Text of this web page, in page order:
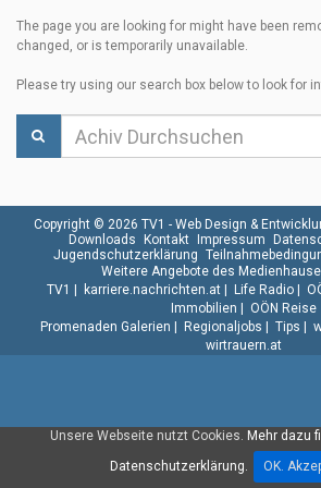
The page you are looking for might have been
changed, or is temporarily unavailable.
Please try using our search box below to look for
Unsere Webseite nutzt Cookies. Mehr dazu
Datenschutzerklärung.
OK.
Copyright © 2026 TV1 - Web Design &
Downloads
Kontakt Impressum
Jugendschutzerklärung
Weitere Angebote des
TV1
karriere.nachrichten.at| Life Radio|
Immobilien
OÖN Reise
Promenaden Galerien
Regionaljobs Tips
wirtrauern.at